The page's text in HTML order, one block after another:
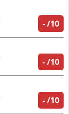
-/10
-/10
-/10